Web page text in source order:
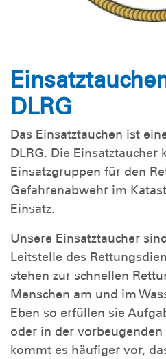
DLRG
Das Einsatztauchen ist
DLRG. Die Einsatztaucher
Einsatzgruppen für den
Gefahrenabwehr im
Einsatz.
Unsere Einsatztaucher
Leitstelle des
stehen zur schnellen
Menschen am und im
Eben so erfüllen sie
oder in der
kommt es häufiger vor,